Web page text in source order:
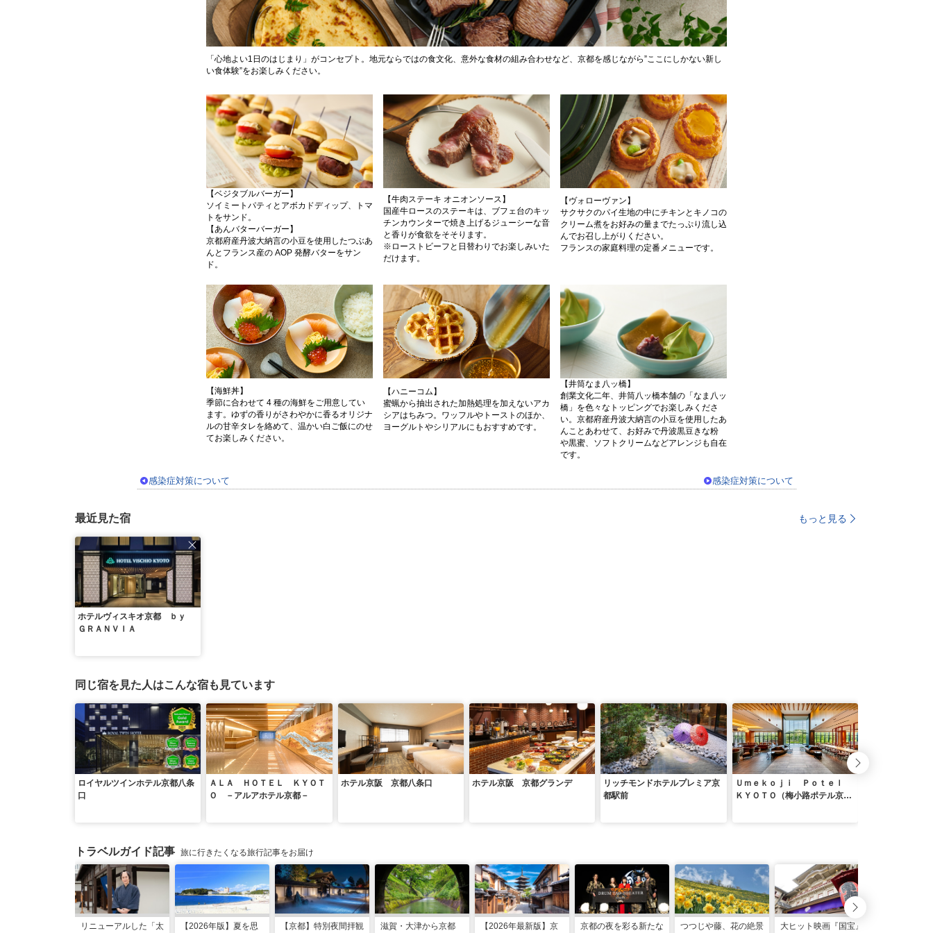
「心地よい1日のはじまり」がコンセプト。地元ならではの食文化、意外な食材の組み合わせなど、京都を感じながら”ここにしかない新し
い食体験”をお楽しみください。
【ベジタブルバーガー】
ソイミートパティとアボカドディップ、トマ
トをサンド。
【あんバターバーガー】
京都府産丹波大納言の小豆を使用したつぶあ
んとフランス産の AOP 発酵バターをサン
ド。
【牛肉ステーキ オニオンソース】
国産牛ロースのステーキは、ブフェ台のキッ
チンカウンターで焼き上げるジューシーな音
と香りが食欲をそそります。
※ローストビーフと日替わりでお楽しみいた
だけます。
【ヴォローヴァン】
サクサクのパイ生地の中にチキンとキノコの
クリーム煮をお好みの量までたっぷり流し込
んでお召し上がりください。
フランスの家庭料理の定番メニューです。
【海鮮丼】
季節に合わせて 4 種の海鮮をご用意してい
ます。ゆずの香りがさわやかに香るオリジナ
ルの甘辛タレを絡めて、温かい白ご飯にのせ
てお楽しみください。
【ハニーコム】
蜜蝋から抽出された加熱処理を加えないアカ
シアはちみつ。ワッフルやトーストのほか、
ヨーグルトやシリアルにもおすすめです。
【井筒なま八ッ橋】
創業文化二年、井筒八ッ橋本舗の「なま八ッ
橋」を色々なトッピングでお楽しみくださ
い。京都府産丹波大納言の小豆を使用したあ
んことあわせて、お好みで丹波黒豆きな粉
や黒蜜、ソフトクリームなどアレンジも自在
です。
感染症対策について 感染症対策について
最近見た宿 もっと見る
ホテルヴィスキオ京都 ｂｙ
ＧＲＡＮＶＩＡ
同じ宿を見た人はこんな宿も見ています
ロイヤルツインホテル京都八条
口
ＡＬＡ ＨＯＴＥＬ ＫＹＯＴ
Ｏ －アルアホテル京都－
ホテル京阪 京都八条口 ホテル京阪 京都グランデ
リッチモンドホテルプレミア京
都駅前
Ｕｍｅｋｏｊｉ Ｐｏｔｅｌ
ＫＹＯＴＯ（梅小路ポテル京
トラベルガイド記事 旅に行きたくなる旅行記事をお届け
リニューアルした「太 【2026年版】夏を思 【京都】特別夜間拝観 滋賀・大津から京都 【2026年最新版】京 京都の夜を彩る新たな つつじや藤、花の絶景 大ヒット映画『国宝』